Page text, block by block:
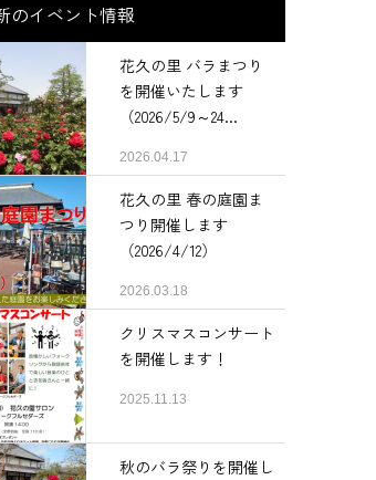
のイベント情報
花久の里 バラまつり
を開催いたします
（2026/5/9～24...
2026.04.17
花久の里 春の庭園ま
つり開催します
（2026/4/12）
2026.03.18
クリスマスコンサート
を開催します！
2025.11.13
秋のバラ祭りを開催し